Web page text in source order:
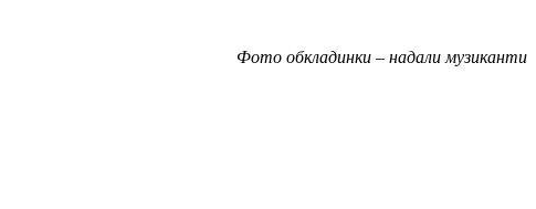
Фото обкладинки – надали музиканти